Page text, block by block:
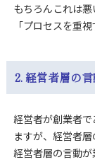
もちろんこれは
「プロセスを重
2. 経営者層の
経営者が創業者
ますが、経営者
経営者層の言動